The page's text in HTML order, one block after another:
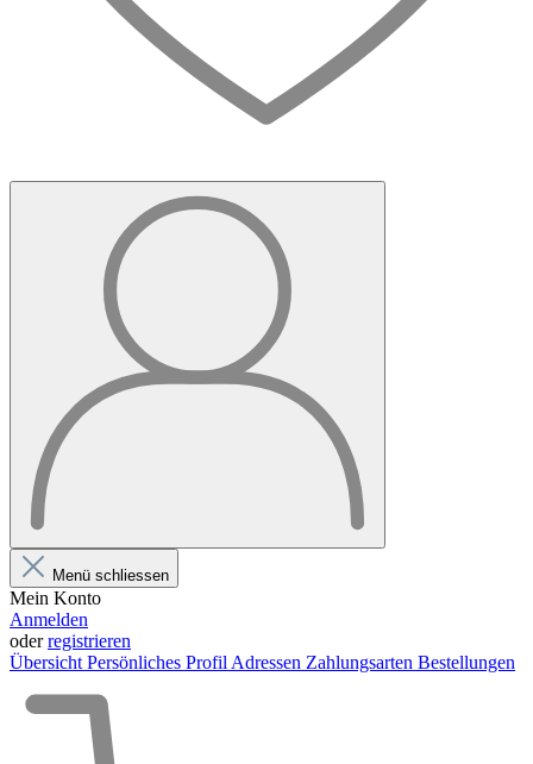
Menü schliessen
Mein Konto
Anmelden
oderregistrieren
Übersicht Persönliches Profil Adressen Zahlungsarten Bestellungen